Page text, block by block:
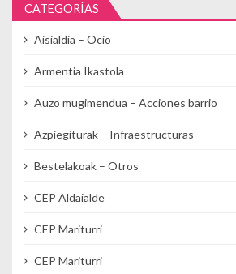
CATEGORÍAS
Aisialdia – Ocio
Armentia Ikastola
Auzo mugimendua – Acciones barrio
Azpiegiturak – Infraestructuras
Bestelakoak – Otros
CEP Aldaialde
CEP Mariturri
CEP Mariturri